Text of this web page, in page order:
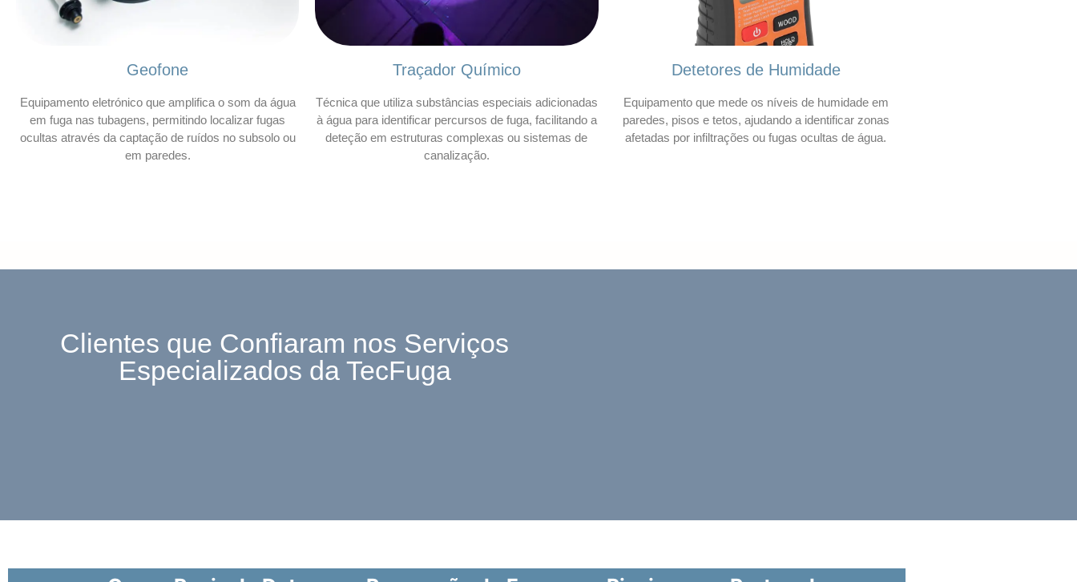
Geofone
Equipamento eletrónico que amplifica o som da água
em fuga nas tubagens, permitindo localizar fugas
ocultas através da captação de ruídos no subsolo ou
em paredes.
Traçador Químico
Técnica que utiliza substâncias especiais adicionadas
à água para identificar percursos de fuga, facilitando a
deteção em estruturas complexas ou sistemas de
canalização.
Detetores de Humidade
Equipamento que mede os níveis de humidade em
paredes, pisos e tetos, ajudando a identificar zonas
afetadas por infiltrações ou fugas ocultas de água.
Clientes que Confiaram nos Serviços
Especializados da TecFuga